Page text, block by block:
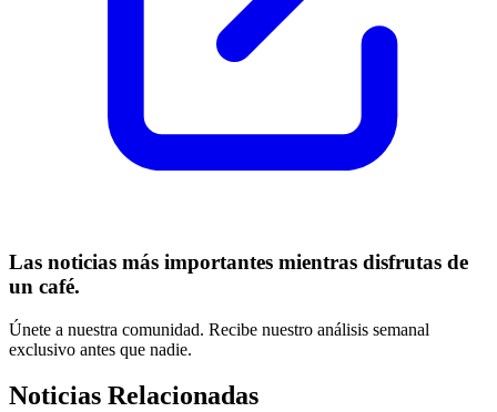
Las noticias más importantes mientras disfrutas de
un café.
Únete a nuestra comunidad. Recibe nuestro análisis semanal
exclusivo antes que nadie.
Noticias Relacionadas